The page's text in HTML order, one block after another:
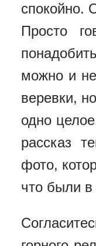
спокойно.
Просто
можно и не
веревки,
одно
рассказ
фото,
что были в